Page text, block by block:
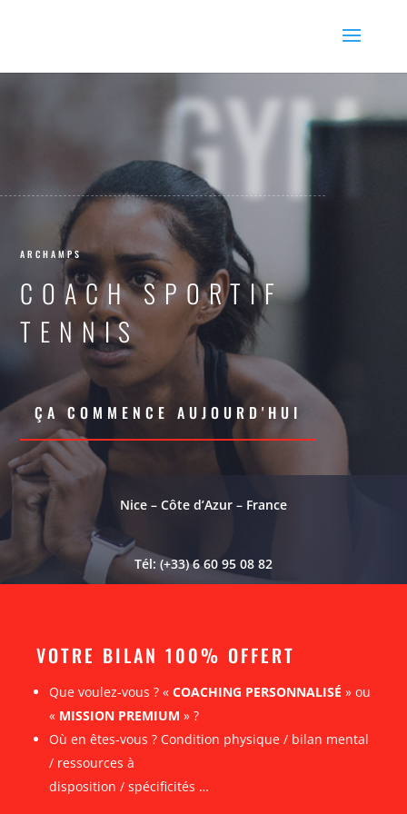
GYM
ARCHAMPS
COACH SPORTIF
TENNIS
ÇA COMMENCE AUJOURD'HUI
Nice – Côte d’Azur – France
Tél: (+33) 6 60 95 08 82
VOTRE BILAN 100% OFFERT
Que voulez-vous ? « COACHING PERSONNALISÉ » ou
« MISSION PREMIUM » ?
Où en êtes-vous ? Condition physique / bilan mental
/ ressources à
disposition / spécificités …